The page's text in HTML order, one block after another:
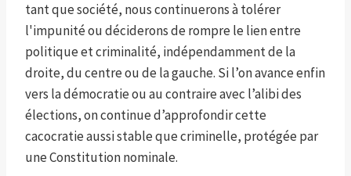
tant que société, nous continuerons à tolérer
l'impunité ou déciderons de rompre le lien entre
politique et criminalité, indépendamment de la
droite, du centre ou de la gauche. Si l’on avance enfin
vers la démocratie ou au contraire avec l’alibi des
élections, on continue d’approfondir cette
cacocratie aussi stable que criminelle, protégée par
une Constitution nominale.